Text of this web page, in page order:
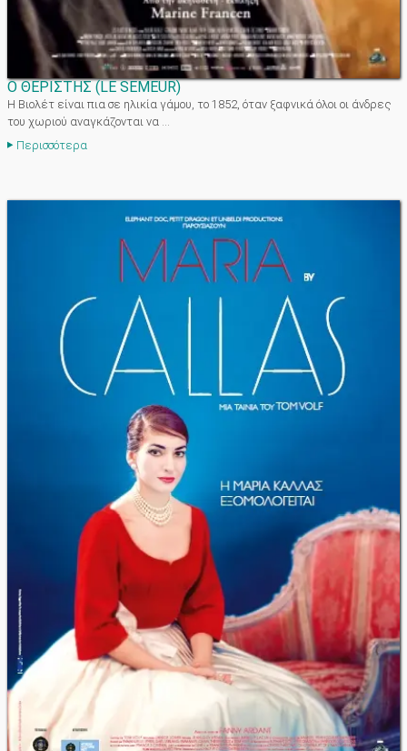
Ο ΘΕΡΙΣΤΗΣ (LE SEMEUR)
Η Βιολέτ είναι πια σε ηλικία γάμου, το 1852, όταν ξαφνικά όλοι οι άνδρες
του χωριού αναγκάζονται να ...
Περισσότερα